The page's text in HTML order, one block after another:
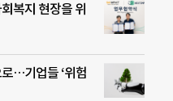
복지 현장을 위
…기업들 ‘위험